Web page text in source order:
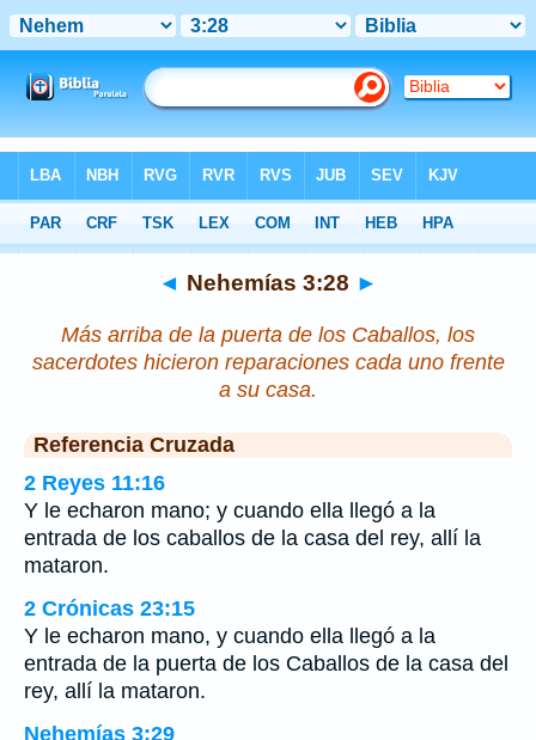
>Nehemías Capítulo 3 > Verso 28
◄ Nehemías 3:28 ►
Más arriba de la puerta de los Caballos, los
sacerdotes hicieron reparaciones cada uno frente
a su casa.
Referencia Cruzada
2 Reyes 11:16
Y le echaron mano; y cuando ella llegó a la
entrada de los caballos de la casa del rey, allí la
mataron.
2 Crónicas 23:15
Y le echaron mano, y cuando ella llegó a la
entrada de la puerta de los Caballos de la casa del
rey, allí la mataron.
Nehemías 3:29